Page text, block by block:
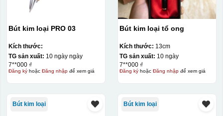
Bút kim loại PRO 03
Kích thước:
TG sản xuất: 10 ngày ngày
7**000 ₫
Đăng kýhoặc Đăng nhậpđể xem giá
Bút kim loại tổ ong
Kích thước: 13cm
TG sản xuất: 10 ngày
7**000 ₫
Đăng kýhoặc Đăng nhậpđể xem giá
Bút kim loại Bút kim loại